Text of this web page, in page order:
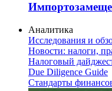
Аналитика
Исследования и
Новости: налоги,
Налоговый
Due Diligence Guide
Стандарты